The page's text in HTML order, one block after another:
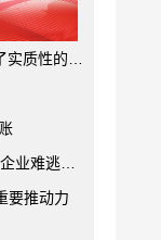
性的进展
难逃法眼
要推动力